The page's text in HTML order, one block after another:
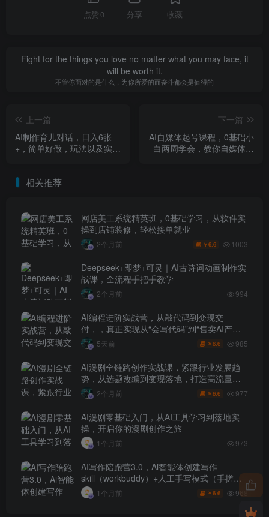
点赞 0 分享 收藏
Fight for the things you love no matter what you may face, it
will be worth it.
不管你面对的是什么，为你所爱的而奋斗都会是值得的
上一篇
AI制作育儿对话，日入6张
+，简单好做，玩法以及实操
下一篇
AI自媒体起号课程，0基础小
白两周学会，教你自媒体实
相关推荐
网店美工系统精英班，0基础学习，从软件实
操到店铺装修，轻松接单就业
2个月前 ￥6.6 1003
Deepseek+即梦+可灵｜AI古诗词动画制作实
战课，全流程手把手教学
2个月前 994
AI编程进阶实战营，从敲代码到变现交
付，，真正实现从“会写代码”到“售卖AI产品
盈利”的跨越
5天前 ￥6.6 985
AI漫剧全链路创作实战课，紧跟行业发展趋
势，从选题改编到变现落地，打造高流量优
质作品2个月前 ￥6.6 977
AI漫剧零基础入门，从AI工具学习到落地实
操，开启你的漫剧创作之旅
1个月前 973
AI写作陪跑营3.0，Ai智能体创建写作
skill（workbuddy）+人工手写模式（手搓模
式），去除AI痕迹（头条号、公众号、百家
号）
1个月前 ￥6.6 968